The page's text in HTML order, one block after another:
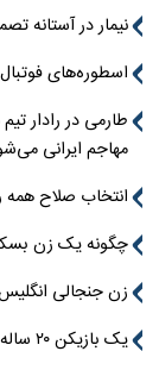
نیمار در آستانه
اسطوره‌های فوتبال
طارمی در رادار
مهاجم ایرانی
انتخاب صلاح همه
چگونه یک زن
زن جنجالی
یک بازیکن ۲۰ ساله کاپیتان جدید استقلال